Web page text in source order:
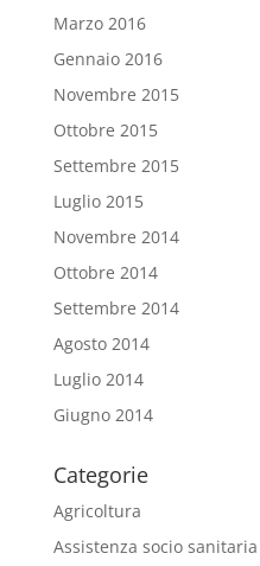
Marzo 2016
Gennaio 2016
Novembre 2015
Ottobre 2015
Settembre 2015
Luglio 2015
Novembre 2014
Ottobre 2014
Settembre 2014
Agosto 2014
Luglio 2014
Giugno 2014
Categorie
Agricoltura
Assistenza socio sanitaria